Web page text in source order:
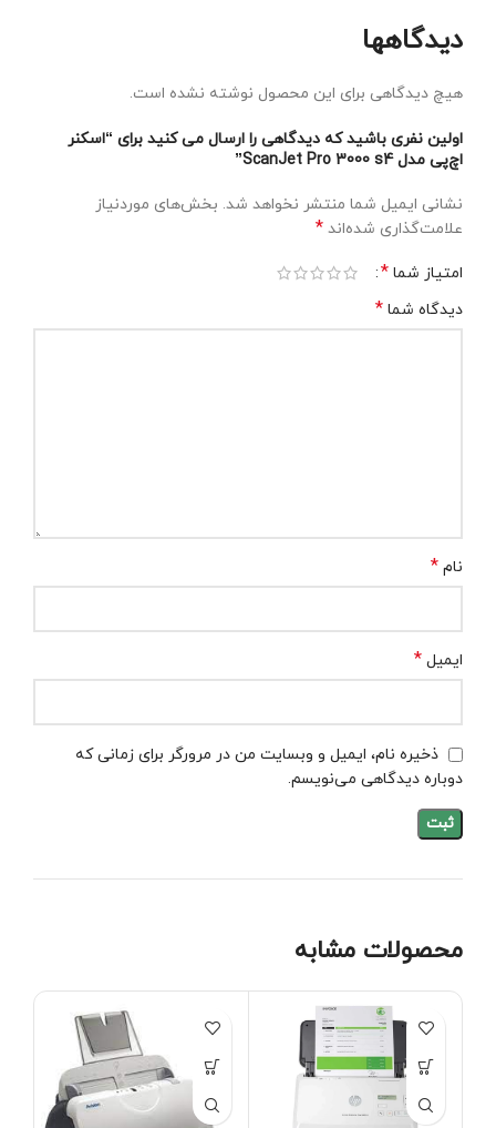
دیدگاهها
هیچ دیدگاهی برای این محصول نوشته نشده است.
اولین نفری باشید که دیدگاهی را ارسال می کنید برای “اسکنر
اچ‌پی مدل ScanJet Pro 3000 s4”
نشانی ایمیل شما منتشر نخواهد شد. بخش‌های موردنیاز
علامت‌گذاری شده‌اند *
امتیاز شما *
دیدگاه شما *
نام *
ایمیل *
ذخیره نام، ایمیل و وبسایت من در مرورگر برای زمانی که
دوباره دیدگاهی می‌نویسم.
محصولات مشابه